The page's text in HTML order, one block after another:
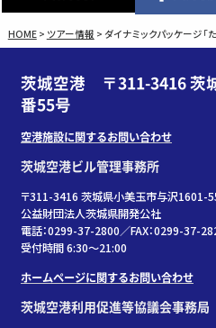
HOME> ツアー情報 > ダイナミックパッケージ「
茨城空港 〒311-3416 茨
番55号
空港施設に関するお問い合わせ
茨城空港ビル管理事務所
〒311-3416 茨城県小美玉市与沢1601-
公益財団法人茨城県開発公社
電話：0299-37-2800／FAX：0299-37-
受付時間 6:30〜21:00
ホームページに関するお問い合わせ
茨城空港利用促進等協議会事務局